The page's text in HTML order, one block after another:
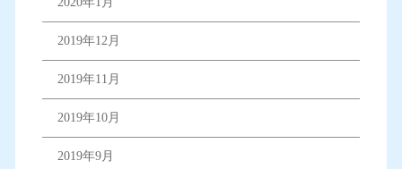
2019年12月
2019年11月
2019年10月
2019年9月